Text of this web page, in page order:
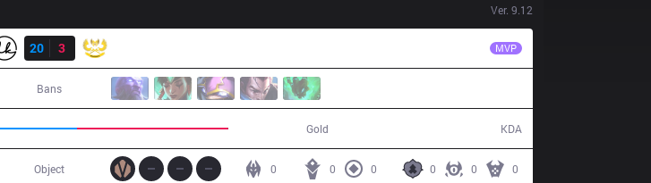
Ver. 9.12
20
3 MVP
Bans
Gold KDA
0 0 0
0 0
0
Object